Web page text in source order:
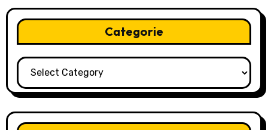
n
a
v
i
g
Categorie
Categorie